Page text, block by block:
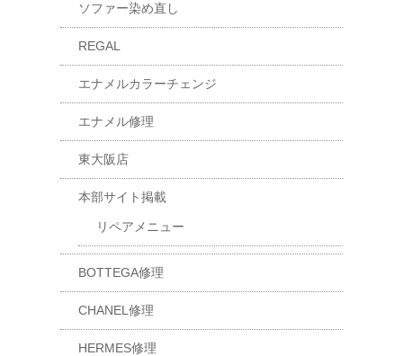
ソファー染め直し
REGAL
エナメルカラーチェンジ
エナメル修理
東大阪店
本部サイト掲載
リペアメニュー
BOTTEGA修理
CHANEL修理
HERMES修理